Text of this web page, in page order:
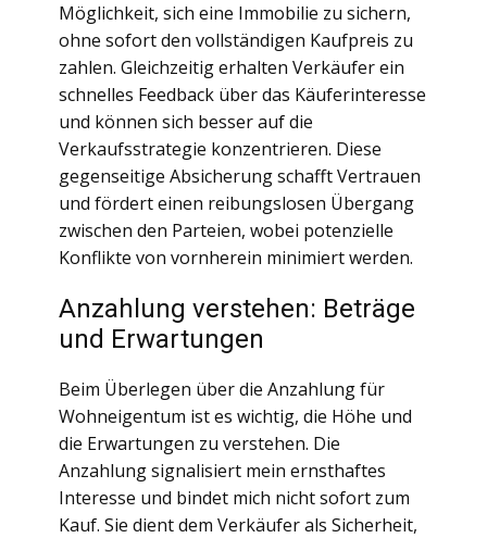
Möglichkeit, sich eine Immobilie zu sichern,
ohne sofort den vollständigen Kaufpreis zu
zahlen. Gleichzeitig erhalten Verkäufer ein
schnelles Feedback über das Käuferinteresse
und können sich besser auf die
Verkaufsstrategie konzentrieren. Diese
gegenseitige Absicherung schafft Vertrauen
und fördert einen reibungslosen Übergang
zwischen den Parteien, wobei potenzielle
Konflikte von vornherein minimiert werden.
Anzahlung verstehen: Beträge
und Erwartungen
Beim Überlegen über die Anzahlung für
Wohneigentum ist es wichtig, die Höhe und
die Erwartungen zu verstehen. Die
Anzahlung signalisiert mein ernsthaftes
Interesse und bindet mich nicht sofort zum
Kauf. Sie dient dem Verkäufer als Sicherheit,